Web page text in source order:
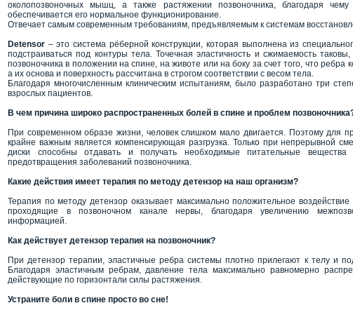
околопозвоночных мышц, а также растяжении позвоночника, благодаря чему
обеспечивается его нормальное функционирование.
Отвечает самым современным требованиям, предъявляемым к системам
Detensor – это система рёберной конструкции, которая выполнена из
подстраиваться под контуры тела. Точечная эластичность и сжимаемость
позвоночника в положении на спине, на животе или на боку за счет того, что ребра
а их основа и поверхность рассчитана в строгом соответствии с весом тела.
Благодаря многочисленным клиническим испытаниям, было разработано три
взрослых пациентов.
В чем причина широко распространенных болей в спине и проблем
При современном образе жизни, человек слишком мало двигается. Поэтому для
крайне важным является компенсирующая разгрузка. Только при непрерывной
диски способны отдавать и получать необходимые питательные
предотвращения заболеваний позвоночника.
Какие действия имеет терапия по методу детензор на наш организм?
Терапия по методу детензор оказывает максимально положительное
проходящие в позвоночном канале нервы, благодаря увеличению
информацией.
Как действует детензор терапия на позвоночник?
При детензор терапии, эластичные ребра системы плотно прилегают к телу и
Благодаря эластичным ребрам, давление тела максимально равномерно
действующие по горизонтали силы растяжения.
Устраните боли в спине просто во сне!